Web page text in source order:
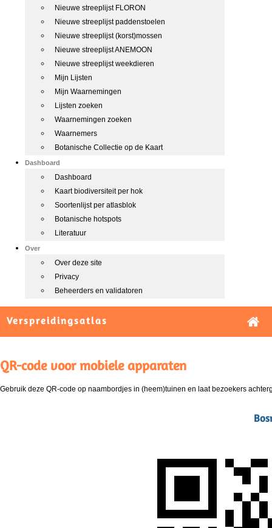
Nieuwe streeplijst FLORON
Nieuwe streeplijst paddenstoelen
Nieuwe streeplijst (korst)mossen
Nieuwe streeplijst ANEMOON
Nieuwe streeplijst weekdieren
Mijn Lijsten
Mijn Waarnemingen
Lijsten zoeken
Waarnemingen zoeken
Waarnemers
Botanische Collectie op de Kaart
Dashboard
Dashboard
Kaart biodiversiteit per hok
Soortenlijst per atlasblok
Botanische hotspots
Literatuur
Over
Over deze site
Privacy
Beheerders en validatoren
Verspreidingsatlas
QR-code voor mobiele apparaten
Gebruik deze QR-code op naambordjes in (heem)tuinen en laat bezoekers